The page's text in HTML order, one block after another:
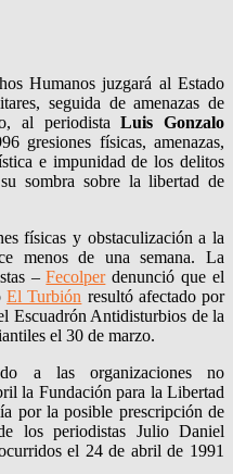
Humanos juzgará al Estado
seguida de amenazas de
al periodistaLuis Gonzalo
gresiones físicas, amenazas,
e impunidad de los delitos
sombra sobre la libertad de
físicas y obstaculización a la
menos de una semana. La
–Fecolperdenunció que el
El Turbión resultó afectado por
Escuadrón Antidisturbios de la
el 30 de marzo.
a las organizaciones no
la Fundación para la Libertad
por la posible prescripción de
los periodistas Julio Daniel
el 24 de abril de 1991